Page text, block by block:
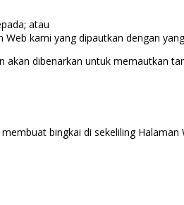
atau
kami yang dipautkan dengan
dibenarkan untuk memautkan
bingkai di sekeliling